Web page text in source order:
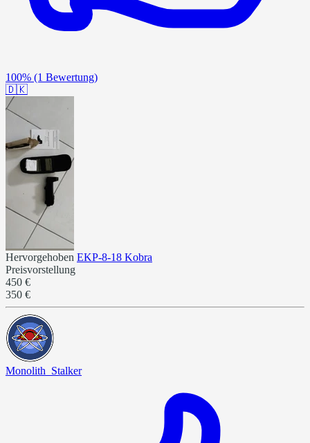
100% (1 Bewertung)
🇩🇰
Hervorgehoben EKP-8-18 Kobra
Preisvorstellung
450 €
350 €
Monolith_Stalker